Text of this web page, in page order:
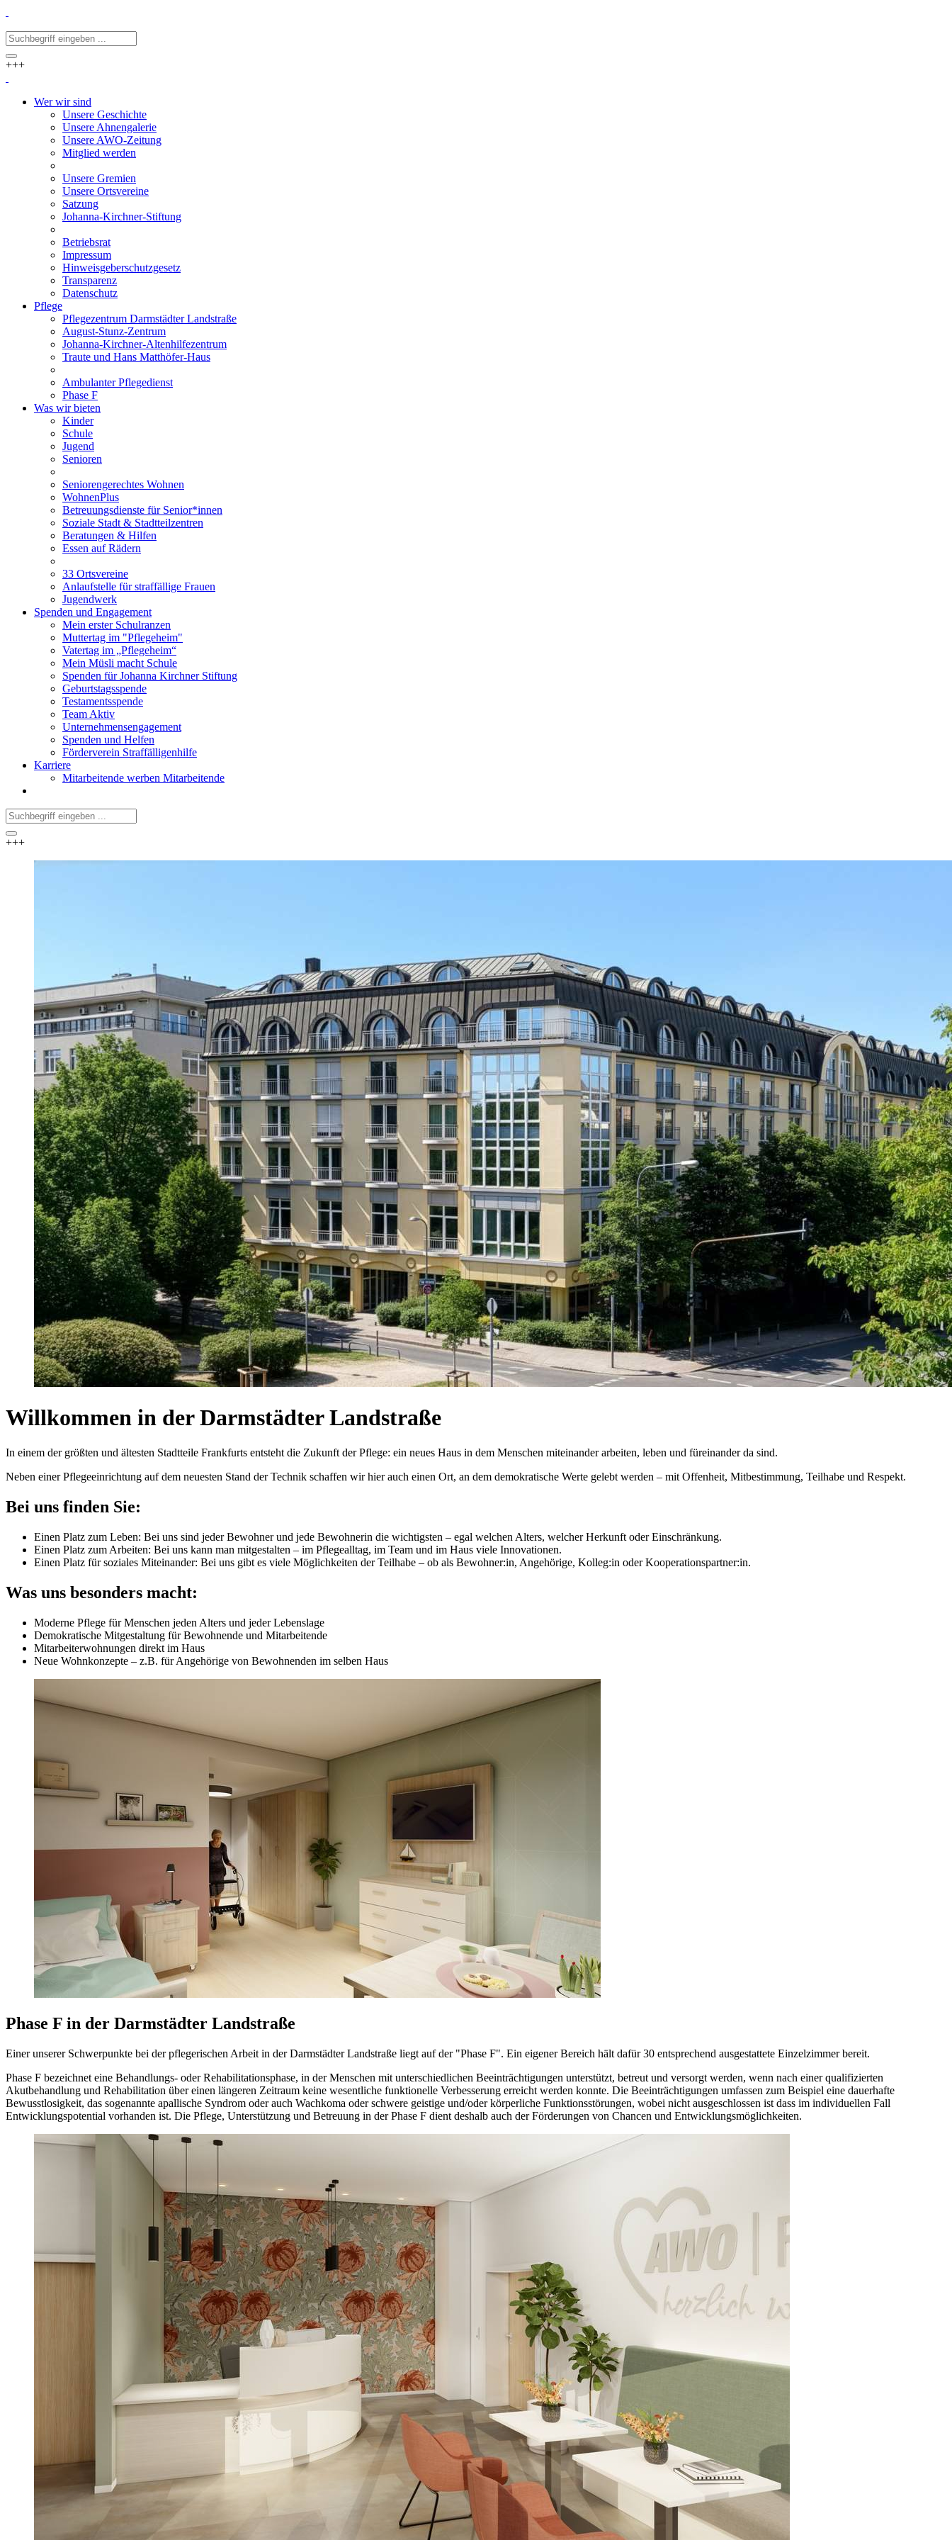
+++
Wer wir sind
Unsere Geschichte
Unsere Ahnengalerie
Unsere AWO-Zeitung
Mitglied werden
Unsere Gremien
Unsere Ortsvereine
Satzung
Johanna-Kirchner-Stiftung
Betriebsrat
Impressum
Hinweisgeberschutzgesetz
Transparenz
Datenschutz
Pflege
Pflegezentrum Darmstädter Landstraße
August-Stunz-Zentrum
Johanna-Kirchner-Altenhilfezentrum
Traute und Hans Matthöfer-Haus
Ambulanter Pflegedienst
Phase F
Was wir bieten
Kinder
Schule
Jugend
Senioren
Seniorengerechtes Wohnen
WohnenPlus
Betreuungsdienste für Senior*innen
Soziale Stadt & Stadtteilzentren
Beratungen & Hilfen
Essen auf Rädern
33 Ortsvereine
Anlaufstelle für straffällige Frauen
Jugendwerk
Spenden und Engagement
Mein erster Schulranzen
Muttertag im "Pflegeheim"
Vatertag im „Pflegeheim“
Mein Müsli macht Schule
Spenden für Johanna Kirchner Stiftung
Geburtstagsspende
Testamentsspende
Team Aktiv
Unternehmensengagement
Spenden und Helfen
Förderverein Straffälligenhilfe
Karriere
Mitarbeitende werben Mitarbeitende
+++
Willkommen in der Darmstädter Landstraße
In einem der größten und ältesten Stadtteile Frankfurts entsteht die Zukunft der Pflege: ein neues Haus in dem Menschen miteinander arbeiten, leben und füreinander da sind.
Neben einer Pflegeeinrichtung auf dem neuesten Stand der Technik schaffen wir hier auch einen Ort, an dem demokratische Werte gelebt werden – mit Offenheit, Mitbestimmung, Teilhabe und Respekt.
Bei uns finden Sie:
Einen Platz zum Leben: Bei uns sind jeder Bewohner und jede Bewohnerin die wichtigsten – egal welchen Alters, welcher Herkunft oder Einschränkung.
Einen Platz zum Arbeiten: Bei uns kann man mitgestalten – im Pflegealltag, im Team und im Haus viele Innovationen.
Einen Platz für soziales Miteinander: Bei uns gibt es viele Möglichkeiten der Teilhabe – ob als Bewohner:in, Angehörige, Kolleg:in oder Kooperationspartner:in.
Was uns besonders macht:
Moderne Pflege für Menschen jeden Alters und jeder Lebenslage
Demokratische Mitgestaltung für Bewohnende und Mitarbeitende
Mitarbeiterwohnungen direkt im Haus
Neue Wohnkonzepte – z.B. für Angehörige von Bewohnenden im selben Haus
Phase F in der Darmstädter Landstraße
Einer unserer Schwerpunkte bei der pflegerischen Arbeit in der Darmstädter Landstraße liegt auf der "Phase F". Ein eigener Bereich hält dafür 30 entsprechend ausgestattete Einzelzimmer bereit.
Phase F bezeichnet eine Behandlungs- oder Rehabilitationsphase, in der Menschen mit unterschiedlichen Beeinträchtigungen unterstützt, betreut und versorgt werden, wenn nach einer qualifizierten
Akutbehandlung und Rehabilitation über einen längeren Zeitraum keine wesentliche funktionelle Verbesserung erreicht werden konnte. Die Beeinträchtigungen umfassen zum Beispiel eine dauerhafte
Bewusstlosigkeit, das sogenannte apallische Syndrom oder auch Wachkoma oder schwere geistige und/oder körperliche Funktionsstörungen, wobei nicht ausgeschlossen ist dass im individuellen Fall
Entwicklungspotential vorhanden ist. Die Pflege, Unterstützung und Betreuung in der Phase F dient deshalb auch der Förderungen von Chancen und Entwicklungsmöglichkeiten.